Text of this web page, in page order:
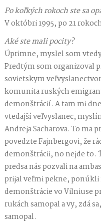
Po koľkých rokoch ste sa
V októbri 1995, po 21
Aké ste mali pocity?
Úprimne, myslel som
Predtým som organizoval
sovietskym
komunita ruských
demonštrácií. A tam mi
vtedajší veľvyslanec,
Andreja Sacharova. To ma
povedzte Fajnbergovi, že
demonštrácii, no nejde to.
predsa nás pozvali na
prijal veľmi pekne, ponúkli
demonštrácie vo Vilniuse
rukách samopal a vy, zdá
samopal.